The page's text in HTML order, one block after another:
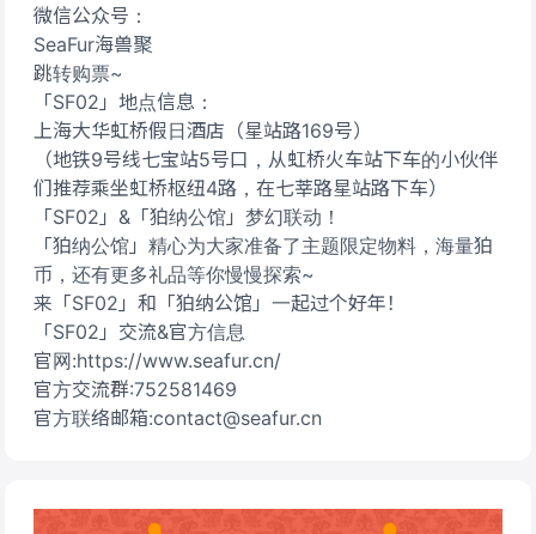
微信公众号：
SeaFur海兽聚
跳转购票~
「SF02」地点信息：
上海大华虹桥假日酒店（星站路169号）
（地铁9号线七宝站5号口，从虹桥火车站下车的小伙伴
们推荐乘坐虹桥枢纽4路，在七莘路星站路下车）
「SF02」&「狛纳公馆」梦幻联动！
「狛纳公馆」精心为大家准备了主题限定物料，海量狛
币，还有更多礼品等你慢慢探索~
来「SF02」和「狛纳公馆」一起过个好年！
「SF02」交流&官方信息
官网:https://www.seafur.cn/
官方交流群:752581469
官方联络邮箱:contact@seafur.cn